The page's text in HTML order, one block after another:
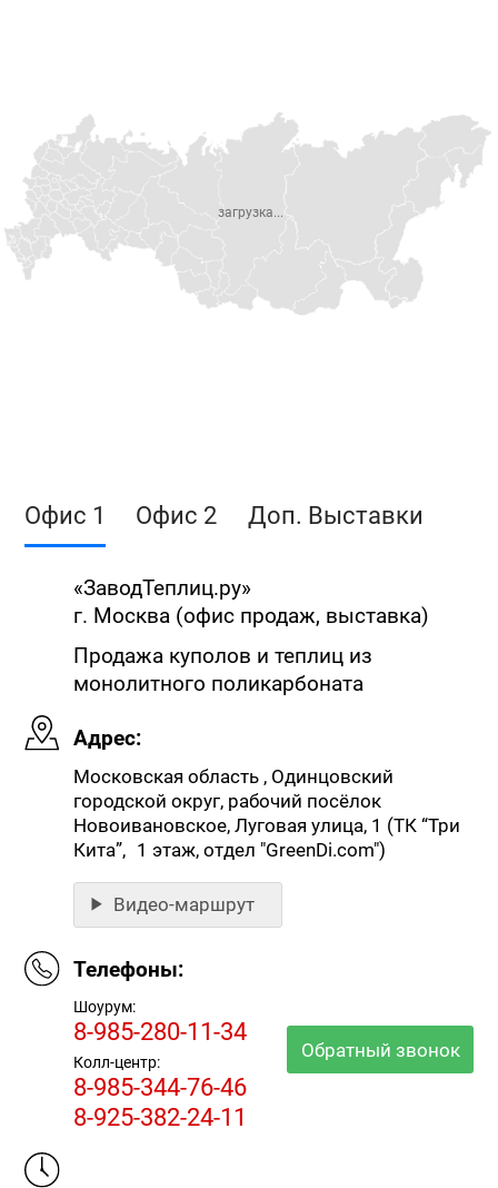
Офис 1 Офис 2 Доп. Выставки
«ЗаводТеплиц.ру»
г. Москва (офис продаж, выставка)
Продажа куполов и теплиц из
монолитного поликарбоната
Адрес:
Московская область , Одинцовский
городской округ, рабочий посёлок
Новоивановское, Луговая улица, 1 (ТК “Три
Кита”, 1 этаж, отдел "GreenDi.com")
Видео-маршрут
Телефоны:
Шоурум:
8-985-280-11-34
Колл-центр:
8-985-344-76-46
8-925-382-24-11
Обратный звонок
загрузка...